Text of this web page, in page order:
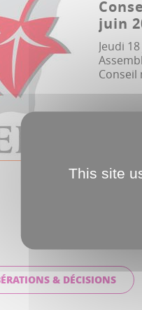
juin
Jeudi
Conseil
& DÉCISIONS
This site